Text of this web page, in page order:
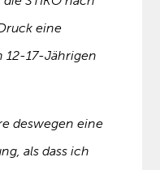
eine
12-17-Jährigen
deswegen eine
als dass ich